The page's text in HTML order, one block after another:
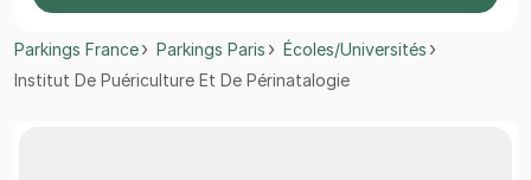
Parkings France Parkings Paris
Écoles/Universités
Institut De Puériculture Et De Périnatalogie